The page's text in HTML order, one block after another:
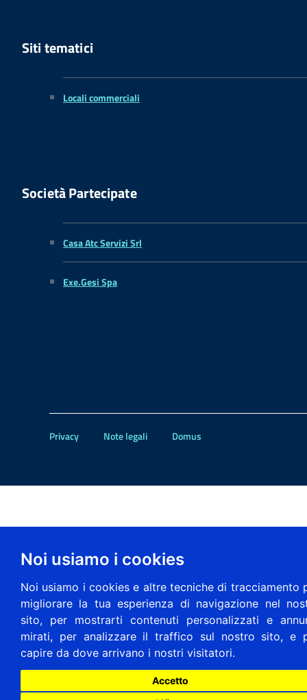
Noi usiamo i cookies
Noi usiamo i cookies e altre tecniche di tracciamento
migliorare la tua esperienza di navigazione nel
sito, per mostrarti contenuti personalizzati e
mirati, per analizzare il traffico sul nostro sito, e
capire da dove arrivano i nostri visitatori.
Accetto
Siti tematici
Locali commerciali
Società Partecipate
Casa Atc Servizi Srl
Exe.Gesi Spa
Privacy Note legali Domus